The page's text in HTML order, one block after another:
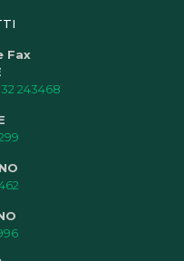
Fax
243468